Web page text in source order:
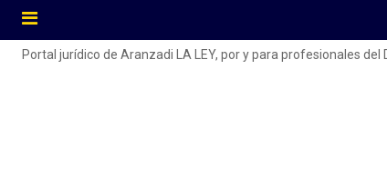
Portal jurídico de Aranzadi LA LEY, por y para profesionales del